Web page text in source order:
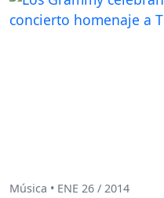
Música • ENE 26 / 2014